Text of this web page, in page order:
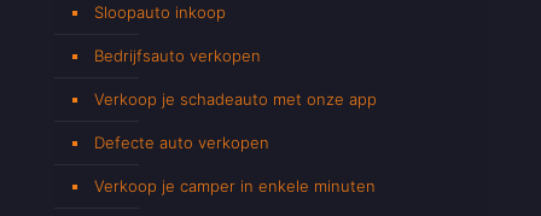
Sloopauto inkoop
Bedrijfsauto verkopen
Verkoop je schadeauto met onze app
Defecte auto verkopen
Verkoop je camper in enkele minuten